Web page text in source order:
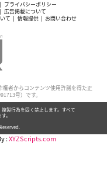
プライバシーポリシー
広告掲載について
て 情報提供 お問い合わせ
者からコンテンツ使用許諾を得た正
号）です。
製行為を固く禁止します。すべて
。
:XYZScripts.com